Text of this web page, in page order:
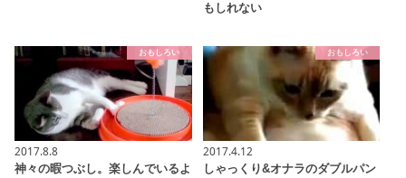
もしれない
おもしろい
2017.8.8
神々の暇つぶし。楽しんでいるよ
おもしろい
2017.4.12
しゃっくり&オナラのダブルパン